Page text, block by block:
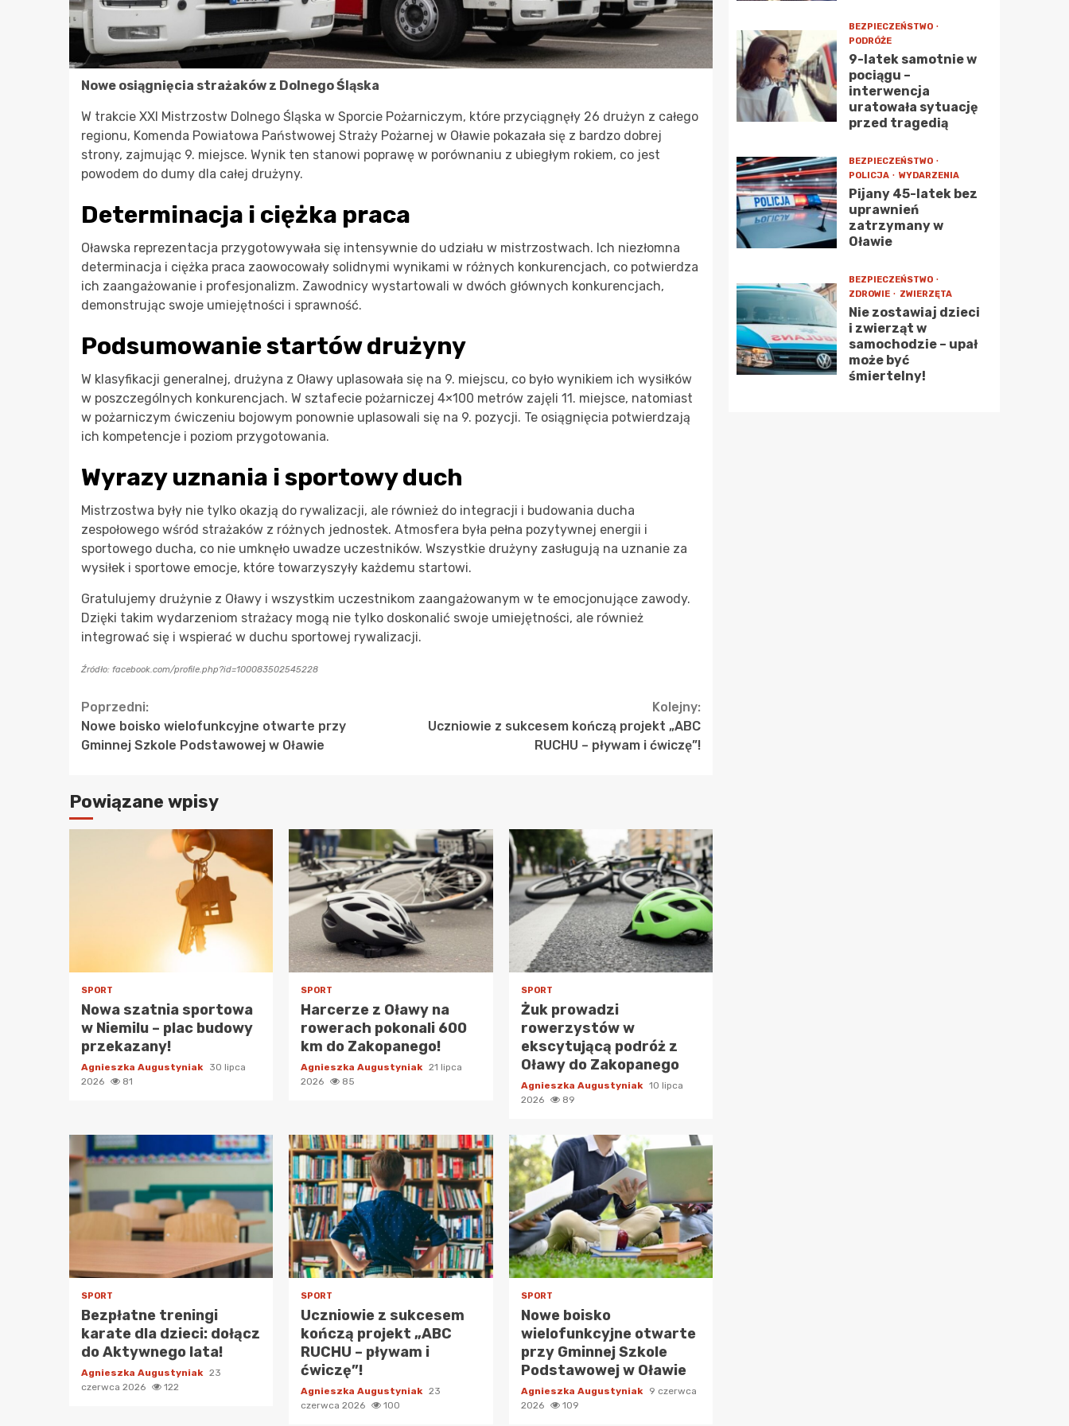
Nowe osiągnięcia strażaków z Dolnego Śląska
W trakcie XXI Mistrzostw Dolnego Śląska w Sporcie Pożarniczym, które przyciągnęły 26 drużyn z całego
regionu, Komenda Powiatowa Państwowej Straży Pożarnej w Oławie pokazała się z bardzo dobrej
strony, zajmując 9. miejsce. Wynik ten stanowi poprawę w porównaniu z ubiegłym rokiem, co jest
powodem do dumy dla całej drużyny.
Determinacja i ciężka praca
Oławska reprezentacja przygotowywała się intensywnie do udziału w mistrzostwach. Ich niezłomna
determinacja i ciężka praca zaowocowały solidnymi wynikami w różnych konkurencjach, co potwierdza
ich zaangażowanie i profesjonalizm. Zawodnicy wystartowali w dwóch głównych konkurencjach,
demonstrując swoje umiejętności i sprawność.
Podsumowanie startów drużyny
W klasyfikacji generalnej, drużyna z Oławy uplasowała się na 9. miejscu, co było wynikiem ich wysiłków
w poszczególnych konkurencjach. W sztafecie pożarniczej 4×100 metrów zajęli 11. miejsce, natomiast
w pożarniczym ćwiczeniu bojowym ponownie uplasowali się na 9. pozycji. Te osiągnięcia potwierdzają
ich kompetencje i poziom przygotowania.
Wyrazy uznania i sportowy duch
Mistrzostwa były nie tylko okazją do rywalizacji, ale również do integracji i budowania ducha
zespołowego wśród strażaków z różnych jednostek. Atmosfera była pełna pozytywnej energii i
sportowego ducha, co nie umknęło uwadze uczestników. Wszystkie drużyny zasługują na uznanie za
wysiłek i sportowe emocje, które towarzyszyły każdemu startowi.
Gratulujemy drużynie z Oławy i wszystkim uczestnikom zaangażowanym w te emocjonujące zawody.
Dzięki takim wydarzeniom strażacy mogą nie tylko doskonalić swoje umiejętności, ale również
integrować się i wspierać w duchu sportowej rywalizacji.
Źródło: facebook.com/profile.php?id=100083502545228
Continue
Reading
Poprzedni:
Nowe boisko wielofunkcyjne otwarte przy
Gminnej Szkole Podstawowej w Oławie
Kolejny:
Uczniowie z sukcesem kończą projekt „ABC
RUCHU – pływam i ćwiczę”!
Powiązane wpisy
SPORT
Nowa szatnia sportowa
w Niemilu – plac budowy
przekazany!
Agnieszka Augustyniak 30 lipca
2026
81
SPORT
Harcerze z Oławy na
rowerach pokonali 600
km do Zakopanego!
Agnieszka Augustyniak 21 lipca
2026
85
SPORT
Żuk prowadzi
rowerzystów w
ekscytującą podróż z
Oławy do Zakopanego
Agnieszka Augustyniak 10 lipca
2026
89
SPORT
Bezpłatne treningi
karate dla dzieci: dołącz
do Aktywnego lata!
Agnieszka Augustyniak 23
czerwca 2026
122
SPORT
Uczniowie z sukcesem
kończą projekt „ABC
RUCHU – pływam i
ćwiczę”!
Agnieszka Augustyniak 23
czerwca 2026
100
SPORT
Nowe boisko
wielofunkcyjne otwarte
przy Gminnej Szkole
Podstawowej w Oławie
Agnieszka Augustyniak 9 czerwca
2026
109
BEZPIECZEŃSTWO
PODRÓŻE
9-latek samotnie w
pociągu –
interwencja
uratowała sytuację
przed tragedią
BEZPIECZEŃSTWO
POLICJA
WYDARZENIA
Pijany 45-latek bez
uprawnień
zatrzymany w
Oławie
BEZPIECZEŃSTWO
ZDROWIE
ZWIERZĘTA
Nie zostawiaj dzieci
i zwierząt w
samochodzie – upał
może być
śmiertelny!